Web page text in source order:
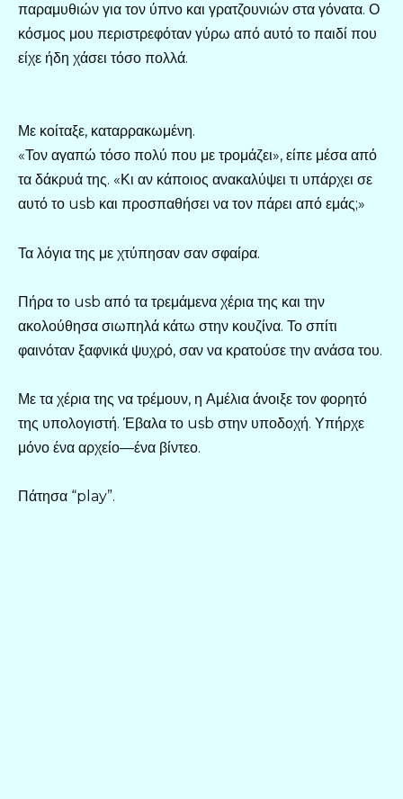
παραμυθιών για τον ύπνο και γρατζουνιών στα γόνατα. Ο
κόσμος μου περιστρεφόταν γύρω από αυτό το παιδί που
είχε ήδη χάσει τόσο πολλά.
Με κοίταξε, καταρρακωμένη.
«Τον αγαπώ τόσο πολύ που με τρομάζει», είπε μέσα από
τα δάκρυά της. «Κι αν κάποιος ανακαλύψει τι υπάρχει σε
αυτό το usb και προσπαθήσει να τον πάρει από εμάς;»
Τα λόγια της με χτύπησαν σαν σφαίρα.
Πήρα το usb από τα τρεμάμενα χέρια της και την
ακολούθησα σιωπηλά κάτω στην κουζίνα. Το σπίτι
φαινόταν ξαφνικά ψυχρό, σαν να κρατούσε την ανάσα του.
Με τα χέρια της να τρέμουν, η Αμέλια άνοιξε τον φορητό
της υπολογιστή. Έβαλα το usb στην υποδοχή. Υπήρχε
μόνο ένα αρχείο—ένα βίντεο.
Πάτησα “play”.